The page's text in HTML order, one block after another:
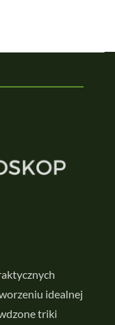
idealnej
triki